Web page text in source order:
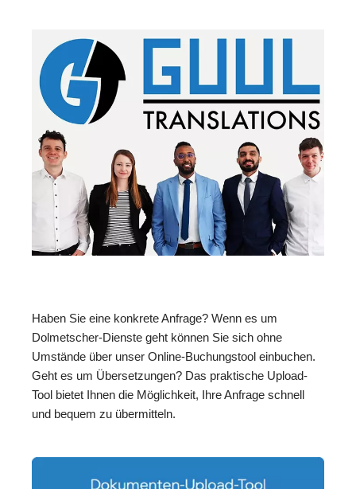
Haben Sie eine konkrete Anfrage? Wenn es um
Dolmetscher-Dienste geht können Sie sich ohne
Umstände über unser Online-Buchungstool einbuchen.
Geht es um Übersetzungen? Das praktische Upload-
Tool bietet Ihnen die Möglichkeit, Ihre Anfrage schnell
und bequem zu übermitteln.